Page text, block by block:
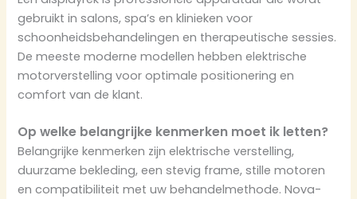
gebruikt in salons, spa’s en klinieken voor
schoonheidsbehandelingen en therapeutische sessies.
De meeste moderne modellen hebben elektrische
motorverstelling voor optimale positionering en
comfort van de klant.
Op welke belangrijke kenmerken moet ik letten?
Belangrijke kenmerken zijn elektrische verstelling,
duurzame bekleding, een stevig frame, stille motoren
en compatibiliteit met uw behandelmethode. Nova-